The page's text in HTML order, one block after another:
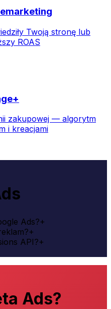
Twoją stronę lub
ROAS
zakupowej — algorytm
i kreacjami
Ads?+
+
API?+
Ads?